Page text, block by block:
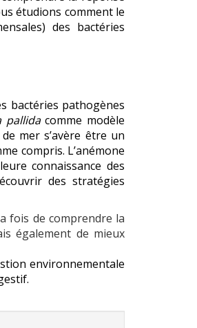
étudions comment le
des bactéries
bactéries pathogènes
pallidacomme modèle
mer s’avère être un
compris. L’anémone
connaissance des
des stratégies
fois de comprendre la
également de mieux
environnementale